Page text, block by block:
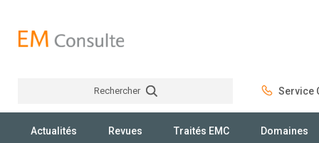
Rechercher Service
Actualités Revues Traités EMC Domaines